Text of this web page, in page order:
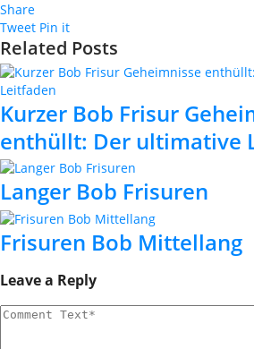
Share
Tweet Pin it
Related Posts
Kurzer Bob Frisur
enthüllt: Der ultimative
Langer Bob Frisuren
Frisuren Bob Mittellang
Leave a Reply